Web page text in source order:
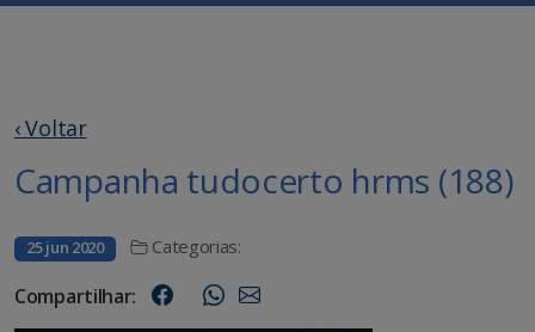
‹ Voltar
Campanha tudocerto hrms (188)
25 jun 2020 Categorias:
Compartilhar: